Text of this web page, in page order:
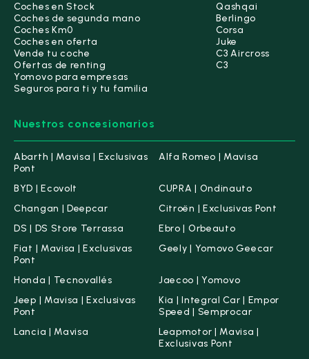
Coches en Stock
Coches de segunda mano
Coches Km0
Coches en oferta
Vende tu coche
Ofertas de renting
Yomovo para empresas
Seguros para ti y tu familia
Qashqai
Berlingo
Corsa
Juke
C3 Aircross
C3
Nuestros concesionarios
Abarth | Mavisa | Exclusivas
Pont
Alfa Romeo | Mavisa
BYD | Ecovolt
CUPRA | Ondinauto
Changan | Deepcar
Citroën | Exclusivas Pont
DS | DS Store Terrassa
Ebro | Orbeauto
Fiat | Mavisa | Exclusivas
Pont
Geely | Yomovo Geecar
Honda | Tecnovallés
Jaecoo | Yomovo
Jeep | Mavisa | Exclusivas
Pont
Kia | Integral Car | Empor
Speed | Semprocar
Lancia | Mavisa
Leapmotor | Mavisa |
Exclusivas Pont